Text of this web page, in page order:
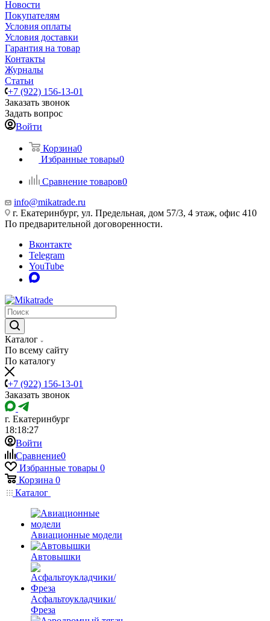
Новости
Покупателям
Условия оплаты
Условия доставки
Гарантия на товар
Контакты
Журналы
Статьи
+7 (922) 156-13-01
Заказать звонок
Задать вопрос
Войти
Корзина0
Избранные товары0
Сравнение товаров0
info@mikatrade.ru
г. Екатеринбург, ул. Предельная, дом 57/3, 4 этаж, офис 410
По предварительной договоренности.
Вконтакте
Telegram
YouTube
Каталог
По всему сайту
По каталогу
+7 (922) 156-13-01
Заказать звонок
г. Екатеринбург
18:18:27
Войти
Сравнение0
Избранные товары 0
Корзина 0
Каталог
Авиационные модели
Автовышки
Асфальтоукладчики/
Фреза